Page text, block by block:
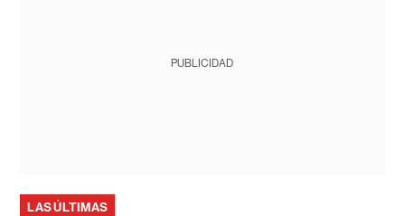
PUBLICIDAD
LAS ÚLTIMAS